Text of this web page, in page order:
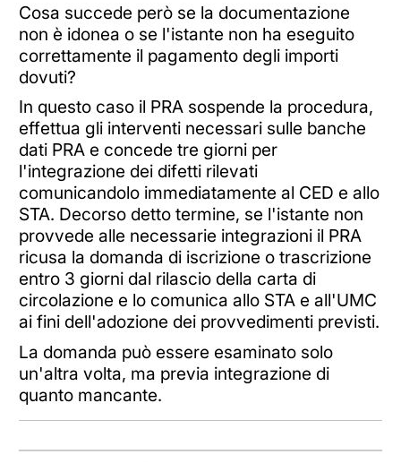
Cosa succede però se la documentazione
non è idonea o se l'istante non ha eseguito
correttamente il pagamento degli importi
dovuti?
In questo caso il PRA sospende la procedura,
effettua gli interventi necessari sulle banche
dati PRA e concede tre giorni per
l'integrazione dei difetti rilevati
comunicandolo immediatamente al CED e allo
STA. Decorso detto termine, se l'istante non
provvede alle necessarie integrazioni il PRA
ricusa la domanda di iscrizione o trascrizione
entro 3 giorni dal rilascio della carta di
circolazione e lo comunica allo STA e all'UMC
ai fini dell'adozione dei provvedimenti previsti.
La domanda può essere esaminato solo
un'altra volta, ma previa integrazione di
quanto mancante.